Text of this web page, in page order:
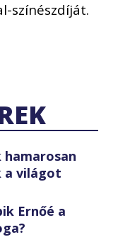
színészdíját.
a világot
Ernőé a